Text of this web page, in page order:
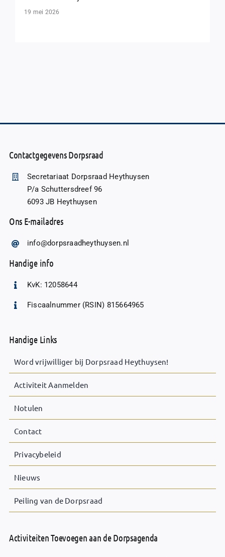
19 mei 2026
Contactgegevens Dorpsraad
Secretariaat Dorpsraad Heythuysen
P/a Schuttersdreef 96
6093 JB Heythuysen
Ons E-mailadres
info@dorpsraadheythuysen.nl
Handige info
KvK: 12058644
Fiscaalnummer (RSIN) 815664965
Handige Links
Word vrijwilliger bij Dorpsraad Heythuysen!
Activiteit Aanmelden
Notulen
Contact
Privacybeleid
Nieuws
Peiling van de Dorpsraad
Activiteiten Toevoegen aan de Dorpsagenda